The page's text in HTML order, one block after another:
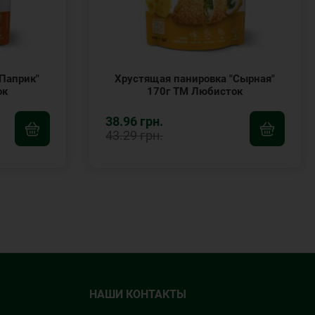
Хрустящая панировка "Сырная"
170г ТМ Любисток
38.96 грн.
43.29 грн.
НАШИ КОНТАКТЫ